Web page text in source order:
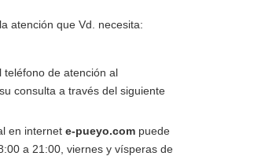
atención que Vd. necesita:
teléfono de atención al
consulta a través del siguiente
en internet e-pueyo.com puede
a 21:00, viernes y vísperas de